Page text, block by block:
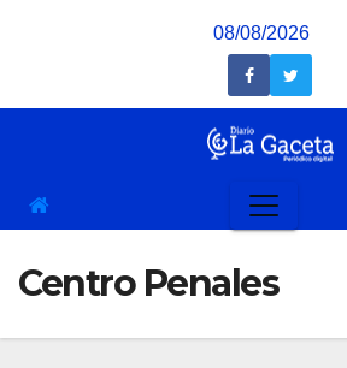
08/08/2026
Centro Penales